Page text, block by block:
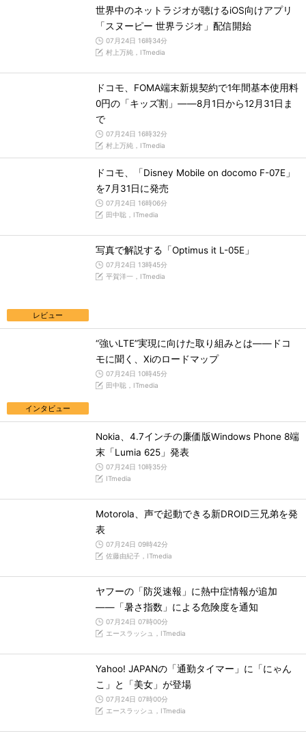
世界中のネットラジオが聴けるiOS向けアプリ
「スヌーピー 世界ラジオ」配信開始
07月24日 16時34分
村上万純，ITmedia
ドコモ、FOMA端末新規契約で1年間基本使用料
0円の「キッズ割」――8月1日から12月31日ま
で
07月24日 16時32分
村上万純，ITmedia
ドコモ、「Disney Mobile on docomo F-07E」
を7月31日に発売
07月24日 16時06分
田中聡，ITmedia
レビュー
写真で解説する「Optimus it L-05E」
07月24日 13時45分
平賀洋一，ITmedia
インタビュー
“強いLTE”実現に向けた取り組みとは――ドコ
モに聞く、Xiのロードマップ
07月24日 10時45分
田中聡，ITmedia
Nokia、4.7インチの廉価版Windows Phone 8端
末「Lumia 625」発表
07月24日 10時35分
ITmedia
Motorola、声で起動できる新DROID三兄弟を発
表
07月24日 09時42分
佐藤由紀子，ITmedia
ヤフーの「防災速報」に熱中症情報が追加
――「暑さ指数」による危険度を通知
07月24日 07時00分
エースラッシュ，ITmedia
Yahoo! JAPANの「通勤タイマー」に「にゃん
こ」と「美女」が登場
07月24日 07時00分
エースラッシュ，ITmedia